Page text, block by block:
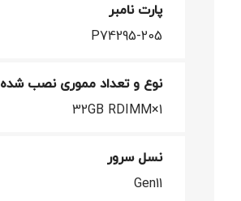
پارت نامبر
P74295-205
نوع و تعداد مموری نصب شده
1×32GB RDIMM
نسل سرور
Gen11